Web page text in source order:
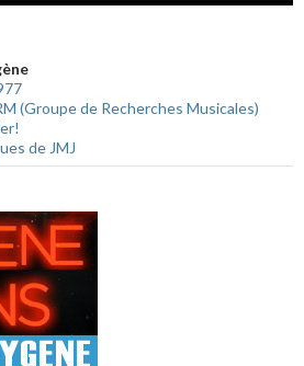
(Groupe de Recherches Musicales)
de JMJ